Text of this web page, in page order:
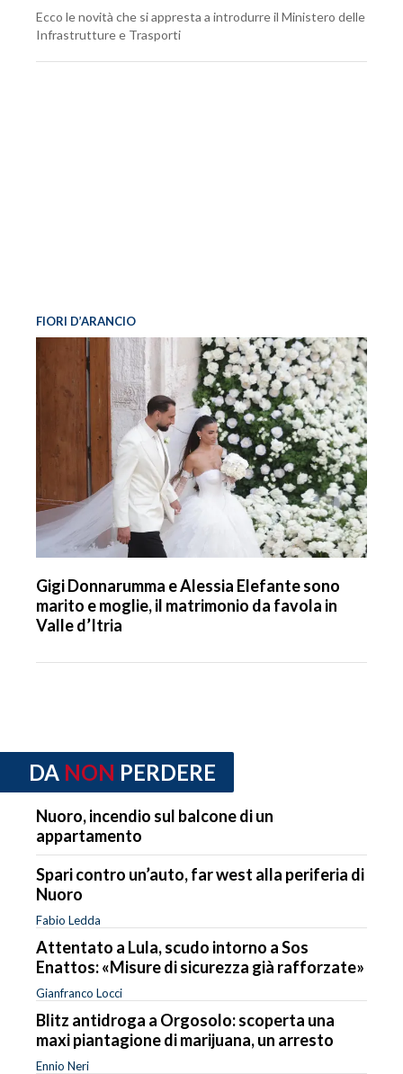
Ecco le novità che si appresta a introdurre il Ministero delle
Infrastrutture e Trasporti
FIORI D’ARANCIO
Gigi Donnarumma e Alessia Elefante sono
marito e moglie, il matrimonio da favola in
Valle d’Itria
DA NON PERDERE
Nuoro, incendio sul balcone di un
appartamento
Spari contro un’auto, far west alla periferia di
Nuoro
Fabio Ledda
Attentato a Lula, scudo intorno a Sos
Enattos: «Misure di sicurezza già rafforzate»
Gianfranco Locci
Blitz antidroga a Orgosolo: scoperta una
maxi piantagione di marijuana, un arresto
Ennio Neri